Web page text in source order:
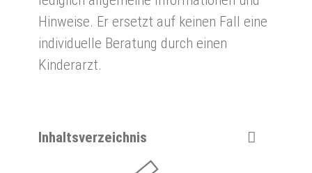
Hinweise. Er ersetzt auf keinen Fall eine
individuelle Beratung durch einen
Kinderarzt.
Inhaltsverzeichnis